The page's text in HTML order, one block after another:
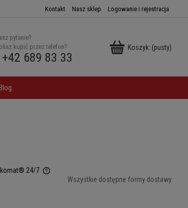
Kontakt Nasz sklep Logowanie i rejestracja
Koszyk: (pusty)
pytanie?
kupić przez telefon?
+42 689 83 33
24/7
Wszystkie dostępne formy dostawy